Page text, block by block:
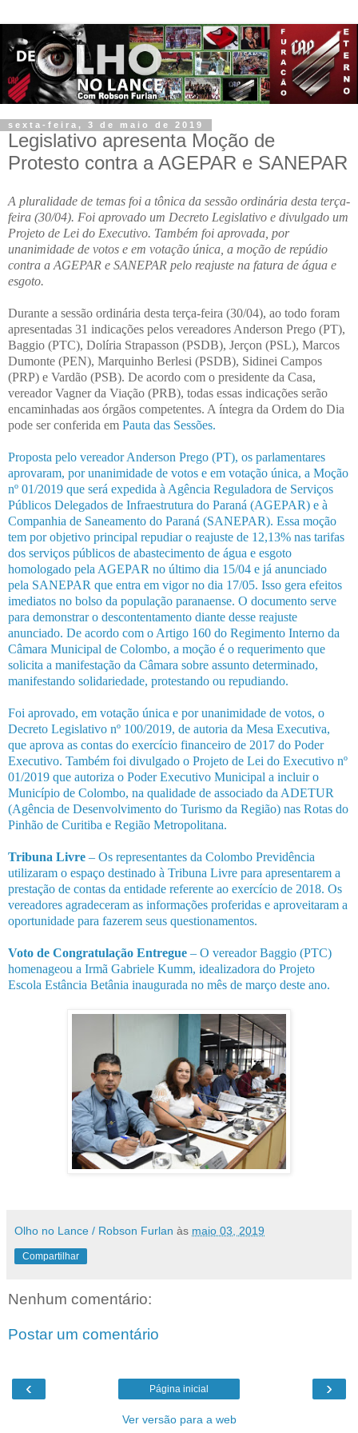
sexta-feira, 3 de maio de 2019
Legislativo apresenta Moção de
Protesto contra a AGEPAR e SANEPAR
A pluralidade de temas foi a tônica da sessão ordinária desta terça-
feira (30/04). Foi aprovado um Decreto Legislativo e divulgado um
Projeto de Lei do Executivo. Também foi aprovada, por
unanimidade de votos e em votação única, a moção de repúdio
contra a AGEPAR e SANEPAR pelo reajuste na fatura de água e
esgoto.
Durante a sessão ordinária desta terça-feira (30/04), ao todo foram
apresentadas 31 indicações pelos vereadores Anderson Prego (PT),
Baggio (PTC), Dolíria Strapasson (PSDB), Jerçon (PSL), Marcos
Dumonte (PEN), Marquinho Berlesi (PSDB), Sidinei Campos
(PRP) e Vardão (PSB). De acordo com o presidente da Casa,
vereador Vagner da Viação (PRB), todas essas indicações serão
encaminhadas aos órgãos competentes. A íntegra da Ordem do Dia
pode ser conferida em Pauta das Sessões.
Proposta pelo vereador Anderson Prego (PT), os parlamentares
aprovaram, por unanimidade de votos e em votação única, a Moção
nº 01/2019 que será expedida à Agência Reguladora de Serviços
Públicos Delegados de Infraestrutura do Paraná (AGEPAR) e à
Companhia de Saneamento do Paraná (SANEPAR). Essa moção
tem por objetivo principal repudiar o reajuste de 12,13% nas tarifas
dos serviços públicos de abastecimento de água e esgoto
homologado pela AGEPAR no último dia 15/04 e já anunciado
pela SANEPAR que entra em vigor no dia 17/05. Isso gera efeitos
imediatos no bolso da população paranaense. O documento serve
para demonstrar o descontentamento diante desse reajuste
anunciado. De acordo com o Artigo 160 do Regimento Interno da
Câmara Municipal de Colombo, a moção é o requerimento que
solicita a manifestação da Câmara sobre assunto determinado,
manifestando solidariedade, protestando ou repudiando.
Foi aprovado, em votação única e por unanimidade de votos, o
Decreto Legislativo nº 100/2019, de autoria da Mesa Executiva,
que aprova as contas do exercício financeiro de 2017 do Poder
Executivo. Também foi divulgado o Projeto de Lei do Executivo nº
01/2019 que autoriza o Poder Executivo Municipal a incluir o
Município de Colombo, na qualidade de associado da ADETUR
(Agência de Desenvolvimento do Turismo da Região) nas Rotas do
Pinhão de Curitiba e Região Metropolitana.
Tribuna Livre – Os representantes da Colombo Previdência
utilizaram o espaço destinado à Tribuna Livre para apresentarem a
prestação de contas da entidade referente ao exercício de 2018. Os
vereadores agradeceram as informações proferidas e aproveitaram a
oportunidade para fazerem seus questionamentos.
Voto de Congratulação Entregue – O vereador Baggio (PTC)
homenageou a Irmã Gabriele Kumm, idealizadora do Projeto
Escola Estância Betânia inaugurada no mês de março deste ano.
Olho no Lance / Robson Furlan às maio 03, 2019
Compartilhar
Nenhum comentário:
Postar um comentário
‹ ›
Página inicial
Ver versão para a web